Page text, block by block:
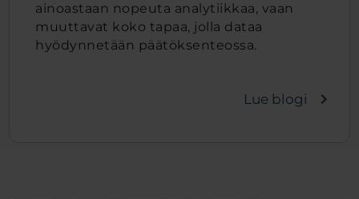
ainoastaan nopeuta analytiikkaa, vaan
muuttavat koko tapaa, jolla dataa
hyödynnetään päätöksenteossa.
Lue blogi navigate_next